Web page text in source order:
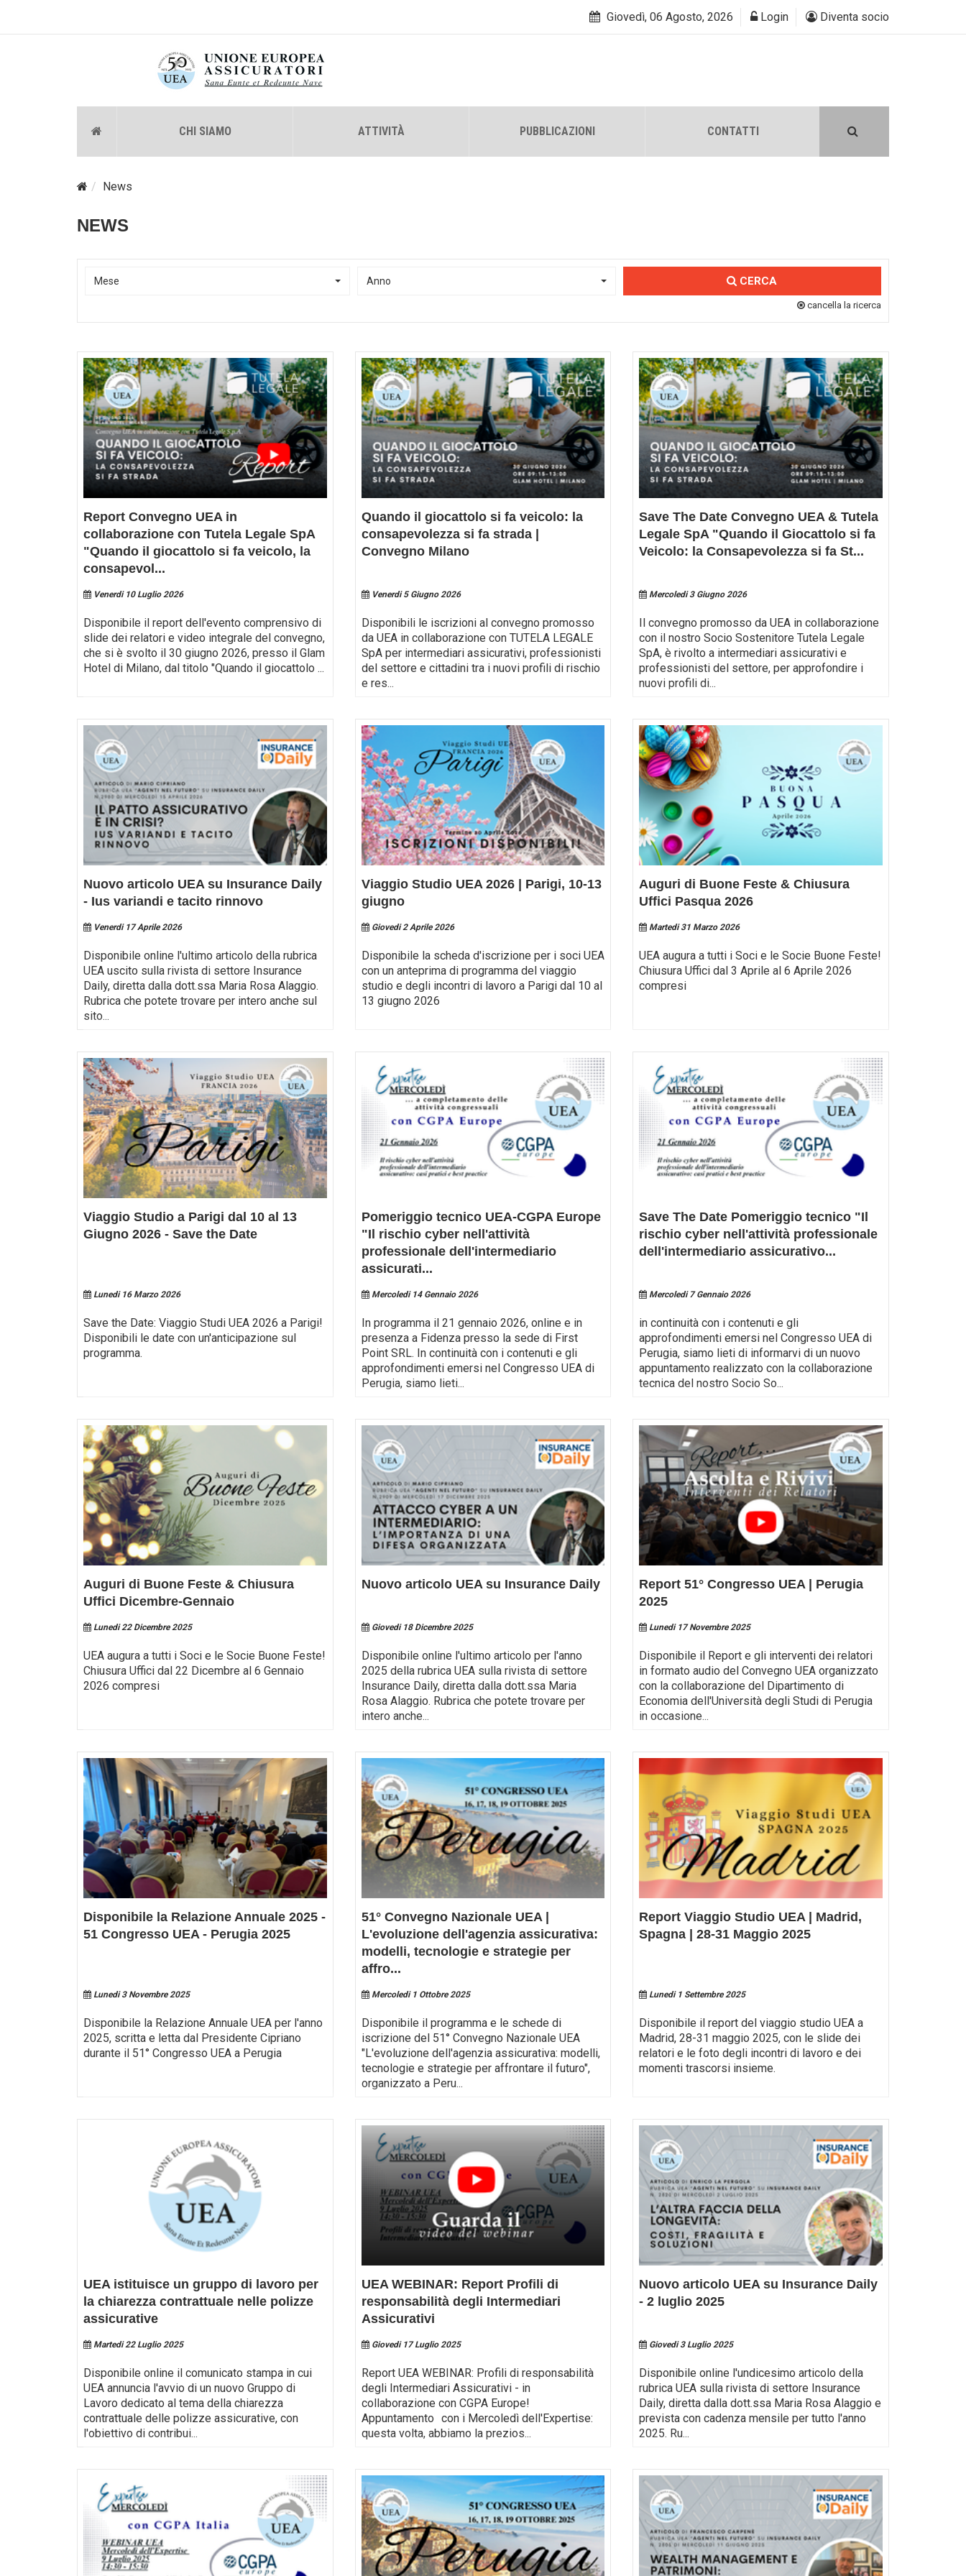
Giovedì, 06 Agosto, 2026 Login Diventa socio
CHI SIAMO ATTIVITÀ PUBBLICAZIONI CONTATTI
News
NEWS
Mese Anno CERCA
cancella la ricerca
Report Convegno UEA in
collaborazione con Tutela Legale SpA
"Quando il giocattolo si fa veicolo, la
consapevol ...
Venerdi 10 Luglio 2026
Disponibile il report dell'evento comprensivo di
slide dei relatori e video integrale del convegno,
che si è svolto il 30 giugno 2026, presso il Glam
Hotel di Milano, dal titolo "Quando il giocattolo ...
Quando il giocattolo si fa veicolo: la
consapevolezza si fa strada |
Convegno Milano
Venerdi 5 Giugno 2026
Disponibili le iscrizioni al convegno promosso
da UEA in collaborazione con TUTELA LEGALE
SpA per intermediari assicurativi, professionisti
del settore e cittadini tra i nuovi profili di rischio
e res...
Save The Date Convegno UEA & Tutela
Legale SpA "Quando il Giocattolo si fa
Veicolo: la Consapevolezza si fa St...
Mercoledi 3 Giugno 2026
Il convegno promosso da UEA in collaborazione
con il nostro Socio Sostenitore Tutela Legale
SpA, è rivolto a intermediari assicurativi e
professionisti del settore, per approfondire i
nuovi profili di...
Nuovo articolo UEA su Insurance Daily
- Ius variandi e tacito rinnovo
Venerdi 17 Aprile 2026
Disponibile online l'ultimo articolo della rubrica
UEA uscito sulla rivista di settore Insurance
Daily, diretta dalla dott.ssa Maria Rosa Alaggio.
Rubrica che potete trovare per intero anche sul
sito...
Viaggio Studio UEA 2026 | Parigi, 10-13
giugno
Giovedi 2 Aprile 2026
Disponibile la scheda d'iscrizione per i soci UEA
con un anteprima di programma del viaggio
studio e degli incontri di lavoro a Parigi dal 10 al
13 giugno 2026
Auguri di Buone Feste & Chiusura
Uffici Pasqua 2026
Martedi 31 Marzo 2026
UEA augura a tutti i Soci e le Socie Buone Feste!
Chiusura Uffici dal 3 Aprile al 6 Aprile 2026
compresi
Viaggio Studio a Parigi dal 10 al 13
Giugno 2026 - Save the Date
Lunedi 16 Marzo 2026
Save the Date: Viaggio Studi UEA 2026 a Parigi!
Disponibili le date con un'anticipazione sul
programma.
Pomeriggio tecnico UEA-CGPA Europe
"Il rischio cyber nell'attività
professionale dell'intermediario
assicurati...
Mercoledi 14 Gennaio 2026
In programma il 21 gennaio 2026, online e in
presenza a Fidenza presso la sede di First
Point SRL. In continuità con i contenuti e gli
approfondimenti emersi nel Congresso UEA di
Perugia, siamo lieti...
Save The Date Pomeriggio tecnico "Il
rischio cyber nell'attività professionale
dell'intermediario assicurativo...
Mercoledi 7 Gennaio 2026
in continuità con i contenuti e gli
approfondimenti emersi nel Congresso UEA di
Perugia, siamo lieti di informarvi di un nuovo
appuntamento realizzato con la collaborazione
tecnica del nostro Socio So...
Auguri di Buone Feste & Chiusura
Uffici Dicembre-Gennaio
Lunedi 22 Dicembre 2025
UEA augura a tutti i Soci e le Socie Buone Feste!
Chiusura Uffici dal 22 Dicembre al 6 Gennaio
2026 compresi
Nuovo articolo UEA su Insurance Daily
Giovedi 18 Dicembre 2025
Disponibile online l'ultimo articolo per l'anno
2025 della rubrica UEA sulla rivista di settore
Insurance Daily, diretta dalla dott.ssa Maria
Rosa Alaggio. Rubrica che potete trovare per
intero anche...
Report 51° Congresso UEA | Perugia
2025
Lunedi 17 Novembre 2025
Disponibile il Report e gli interventi dei relatori
in formato audio del Convegno UEA organizzato
con la collaborazione del Dipartimento di
Economia dell'Università degli Studi di Perugia
in occasione...
Disponibile la Relazione Annuale 2025 -
51 Congresso UEA - Perugia 2025
Lunedi 3 Novembre 2025
Disponibile la Relazione Annuale UEA per l'anno
2025, scritta e letta dal Presidente Cipriano
durante il 51° Congresso UEA a Perugia
51° Convegno Nazionale UEA |
L'evoluzione dell'agenzia assicurativa:
modelli, tecnologie e strategie per
affro...
Mercoledi 1 Ottobre 2025
Disponibile il programma e le schede di
iscrizione del 51° Convegno Nazionale UEA
"L'evoluzione dell'agenzia assicurativa: modelli,
tecnologie e strategie per affrontare il futuro",
organizzato a Peru...
Report Viaggio Studio UEA | Madrid,
Spagna | 28-31 Maggio 2025
Lunedi 1 Settembre 2025
Disponibile il report del viaggio studio UEA a
Madrid, 28-31 maggio 2025, con le slide dei
relatori e le foto degli incontri di lavoro e dei
momenti trascorsi insieme.
UEA istituisce un gruppo di lavoro per
la chiarezza contrattuale nelle polizze
assicurative
Martedi 22 Luglio 2025
Disponibile online il comunicato stampa in cui
UEA annuncia l'avvio di un nuovo Gruppo di
Lavoro dedicato al tema della chiarezza
contrattuale delle polizze assicurative, con
l'obiettivo di contribui...
UEA WEBINAR: Report Profili di
responsabilità degli Intermediari
Assicurativi
Giovedi 17 Luglio 2025
Report UEA WEBINAR: Profili di responsabilità
degli Intermediari Assicurativi - in
collaborazione con CGPA Europe!
Appuntamento con i Mercoledì dell'Expertise:
questa volta, abbiamo la prezios...
Nuovo articolo UEA su Insurance Daily
- 2 luglio 2025
Giovedi 3 Luglio 2025
Disponibile online l'undicesimo articolo della
rubrica UEA sulla rivista di settore Insurance
Daily, diretta dalla dott.ssa Maria Rosa Alaggio e
prevista con cadenza mensile per tutto l'anno
2025. Ru...